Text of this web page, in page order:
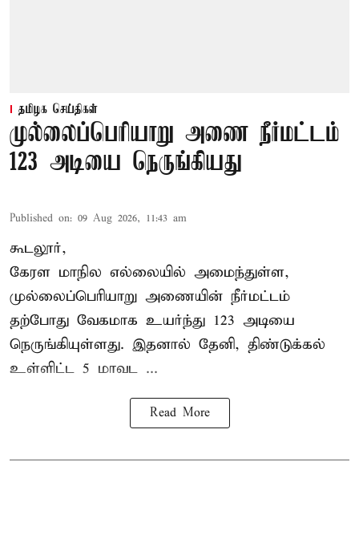
தமிழக செய்திகள்
முல்லைப்பெரியாறு அணை நீர்மட்டம்
123 அடியை நெருங்கியது
Published on: 09 Aug 2026, 11:43 am
கூடலூர்,
கேரள மாநில எல்லையில் அமைந்துள்ள,
முல்லைப்பெரியாறு அணையின் நீர்மட்டம்
தற்போது வேகமாக உயர்ந்து 123 அடியை
நெருங்கியுள்ளது. இதனால் தேனி, திண்டுக்கல்
உள்ளிட்ட 5 மாவட ...
Read More